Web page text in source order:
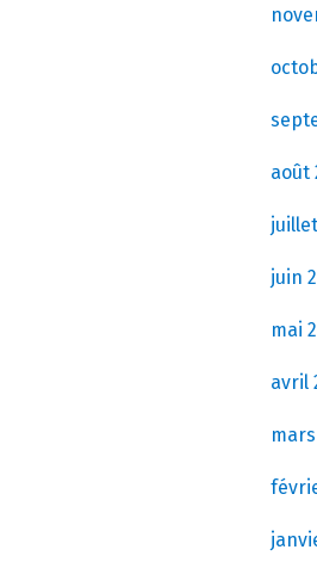
août
juin
mai
avril